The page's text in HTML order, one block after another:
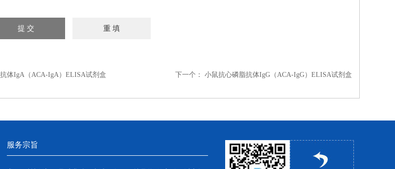
体IgA（ACA-IgA）ELISA试剂盒 下一个： 小鼠抗心磷脂抗体IgG（ACA-IgG）ELISA试剂盒
服务宗旨